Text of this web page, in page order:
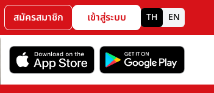
สมัครสมาชิก เข้าสู่ระบบ TH EN